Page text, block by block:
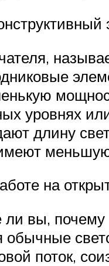
уровнях
длину
на
ли вы,
обычные
поток,